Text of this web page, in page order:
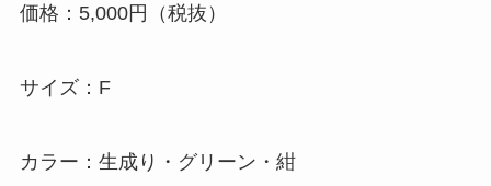
価格：5,000円（税抜）
サイズ：F
カラー：生成り・グリーン・紺